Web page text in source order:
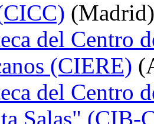
(Madrid)
del Centro
(CIERE)
del Centro
Salas" (CIB-